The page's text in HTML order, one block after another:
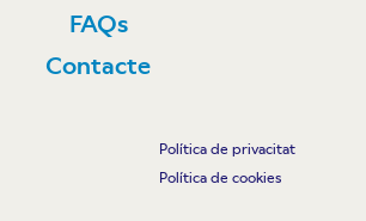
FAQs
Contacte
Política de privacitat
Política de cookies